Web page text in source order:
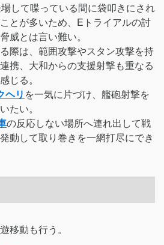
して喋っている間に袋叩きにされ
とが多いため、Eトライアルの討
威とは言い難い。
際は、範囲攻撃やスタン攻撃を持
携、大和からの支援射撃も重なる
じる。
ヘリ を一気に片づけ、艦砲射撃を
たい。
の反応しない場所へ連れ出して戦
動して取り巻きを一網打尽にでき
移動も行う。